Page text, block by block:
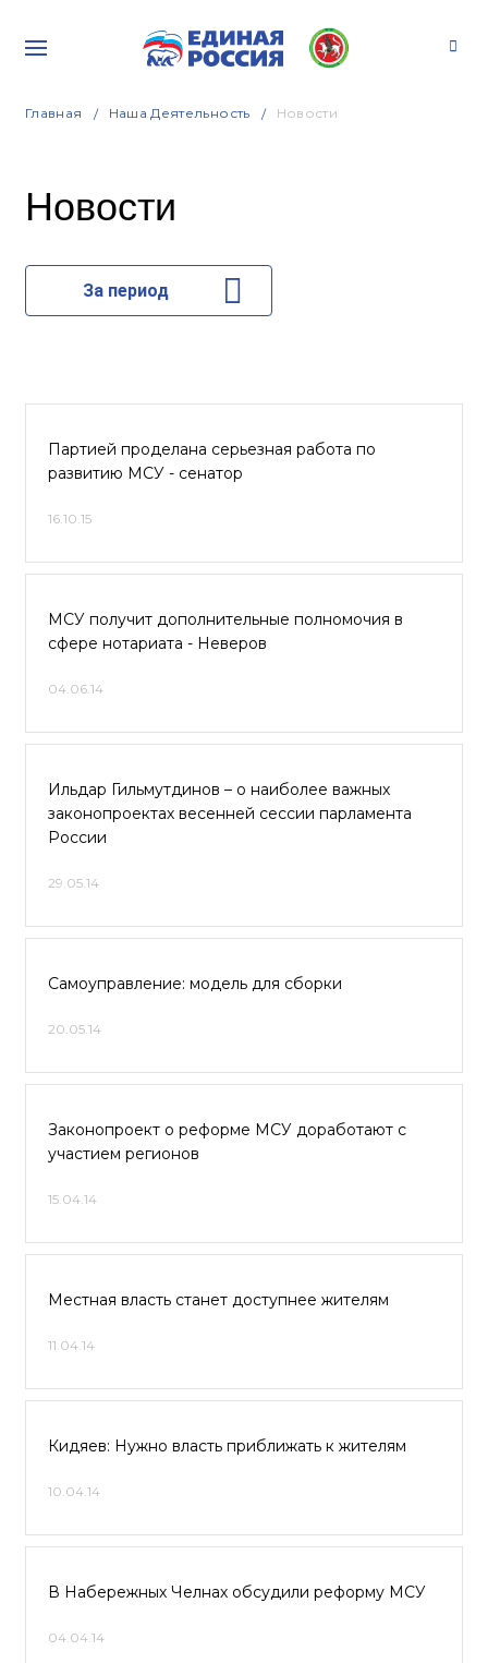
Главная Наша Деятельность Новости
Новости
За период
Партией проделана серьезная работа по
развитию МСУ - сенатор
16.10.15
МСУ получит дополнительные полномочия в
сфере нотариата - Неверов
04.06.14
Ильдар Гильмутдинов – о наиболее важных
законопроектах весенней сессии парламента
России
29.05.14
Самоуправление: модель для сборки
20.05.14
Законопроект о реформе МСУ доработают с
участием регионов
15.04.14
Местная власть станет доступнее жителям
11.04.14
Кидяев: Нужно власть приближать к жителям
10.04.14
В Набережных Челнах обсудили реформу МСУ
04.04.14